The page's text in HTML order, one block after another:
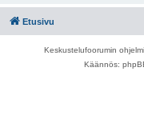
Etusivu
Keskustelufoorumin
Käännös: